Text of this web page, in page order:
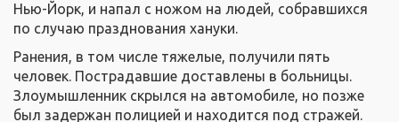
Нью-Йорк, и напал с ножом на людей, собравшихся
по случаю празднования хануки.
Ранения, в том числе тяжелые, получили пять
человек. Пострадавшие доставлены в больницы.
Злоумышленник скрылся на автомобиле, но позже
был задержан полицией и находится под стражей.